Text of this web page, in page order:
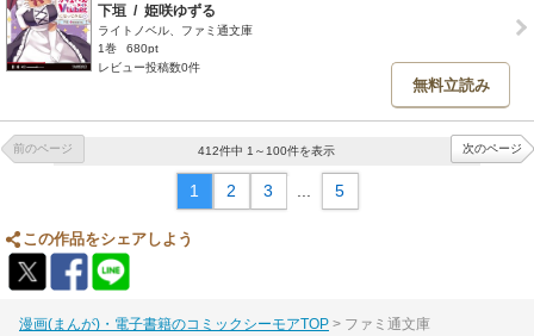
下垣 / 姫咲ゆずる
ライトノベル、ファミ通文庫
1巻
680pt
レビュー投稿数0件
無料立読み
前のページ 412件中 1～100件を表示 次のページ
1 2 3 5
この作品をシェアしよう
漫画(まんが)・電子書籍のコミックシーモアTOP ファミ通文庫